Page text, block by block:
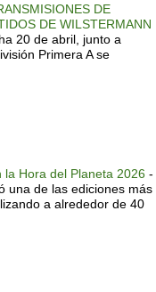
DE
DE WILSTERMANN
20 de abril, junto a
Primera A se
Hora del Planeta 2026 -
una de las ediciones más
a alrededor de 40